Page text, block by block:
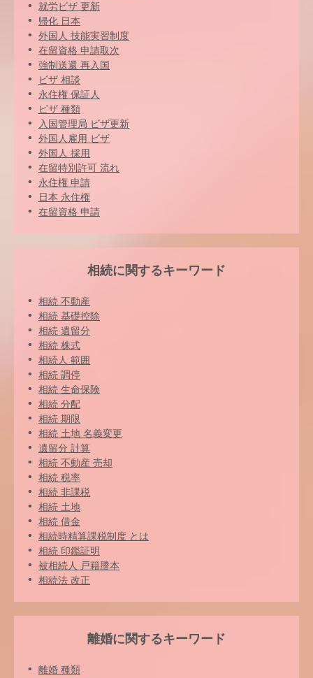
就労ビザ 更新
帰化 日本
外国人 技能実習制度
在留資格 申請取次
強制送還 再入国
ビザ 相談
永住権 保証人
ビザ 種類
入国管理局 ビザ更新
外国人雇用 ビザ
外国人 採用
在留特別許可 流れ
永住権 申請
日本 永住権
在留資格 申請
相続に関するキーワード
相続 不動産
相続 基礎控除
相続 遺留分
相続 株式
相続人 範囲
相続 調停
相続 生命保険
相続 分配
相続 期限
相続 土地 名義変更
遺留分 計算
相続 不動産 売却
相続 税率
相続 非課税
相続 土地
相続 借金
相続時精算課税制度 とは
相続 印鑑証明
被相続人 戸籍謄本
相続法 改正
離婚に関するキーワード
離婚 種類